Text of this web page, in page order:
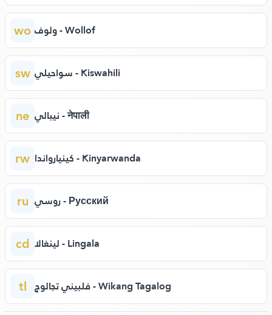
wo ولوف - Wollof
sw سواحيلي - Kiswahili
ne نيبالي - नेपाली
rw كينيارواندا - Kinyarwanda
ru روسي - Русский
cd لينغالا - Lingala
tl فلبيني تجالوج - Wikang Tagalog